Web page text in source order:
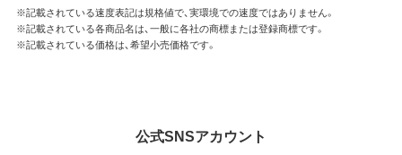
※記載されている速度表記は規格値で、実環境での速度ではありません。
※記載されている各商品名は、一般に各社の商標または登録商標です。
※記載されている価格は、希望小売価格です。
公式SNSアカウント